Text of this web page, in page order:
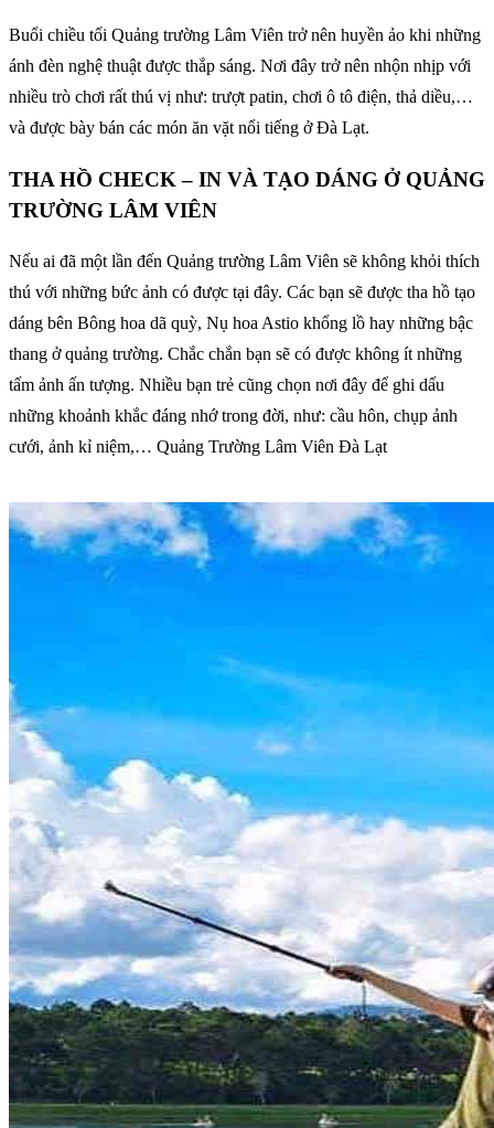
Buổi chiều tối Quảng trường Lâm Viên trở nên huyền ảo khi những
ánh đèn nghệ thuật được thắp sáng. Nơi đây trở nên nhộn nhịp với
nhiều trò chơi rất thú vị như: trượt patin, chơi ô tô điện, thả diều,…
và được bày bán các món ăn vặt nổi tiếng ở Đà Lạt.
THA HỒ CHECK – IN VÀ TẠO DÁNG Ở QUẢNG
TRƯỜNG LÂM VIÊN
Nếu ai đã một lần đến Quảng trường Lâm Viên sẽ không khỏi thích
thú với những bức ảnh có được tại đây. Các bạn sẽ được tha hồ tạo
dáng bên Bông hoa dã quỳ, Nụ hoa Astio khổng lồ hay những bậc
thang ở quảng trường. Chắc chắn bạn sẽ có được không ít những
tấm ảnh ấn tượng. Nhiều bạn trẻ cũng chọn nơi đây để ghi dấu
những khoảnh khắc đáng nhớ trong đời, như: cầu hôn, chụp ảnh
cưới, ảnh kỉ niệm,… Quảng Trường Lâm Viên Đà Lạt